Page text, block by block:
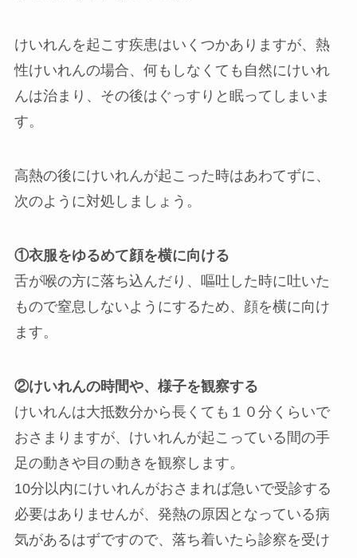
けいれんを起こす疾患はいくつかありますが、熱
性けいれんの場合、何もしなくても自然にけいれ
んは治まり、その後はぐっすりと眠ってしまいま
す。
高熱の後にけいれんが起こった時はあわてずに、
次のように対処しましょう。
①衣服をゆるめて顔を横に向ける
舌が喉の方に落ち込んだり、嘔吐した時に吐いた
もので窒息しないようにするため、顔を横に向け
ます。
②けいれんの時間や、様子を観察する
けいれんは大抵数分から長くても１０分くらいで
おさまりますが、けいれんが起こっている間の手
足の動きや目の動きを観察します。
10分以内にけいれんがおさまれば急いで受診する
必要はありませんが、発熱の原因となっている病
気があるはずですので、落ち着いたら診察を受け